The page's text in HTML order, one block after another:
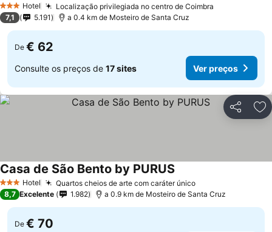
3 EstrelasHotel Localização privilegiada no centro de Coimbra
7,1 5.191 a 0.4 km de Mosteiro de Santa Cruz
De € 62
Consulte os preços de 17 sites Ver preços
Partilhar
3 EstrelasHotel Quartos cheios de arte com caráter únicoVer preços
Casa de São Bento by PURUS
8,7 Excelente 1.982 a 0.9 km de Mosteiro de Santa Cruz
De € 70